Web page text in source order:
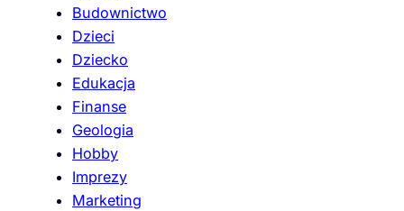
Budownictwo
Dzieci
Dziecko
Edukacja
Finanse
Geologia
Hobby
Imprezy
Marketing